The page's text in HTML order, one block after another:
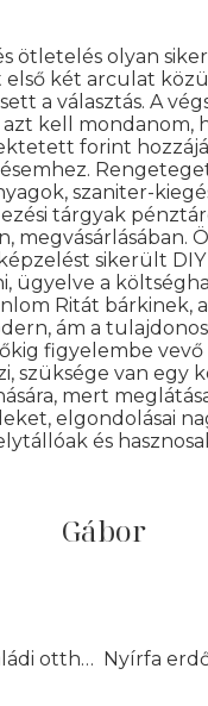
ötletelés olyan
két arculat
a választás. A
azt kell mondanom,
forint
szaniter-
tárgyak
megvásárlásában.
sikerült
ügyelve a
Ritát bárkinek,
ám a
figyelembe vevő
szüksége van egy
mert
elgondolásai
és
Gábor
Hegyvidéki családi otthon